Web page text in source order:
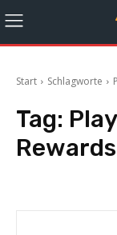
Start Schlagworte
Tag:
Rewards